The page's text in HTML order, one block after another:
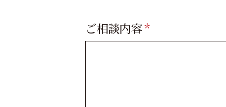
ご相談内容*